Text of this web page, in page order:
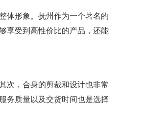
体形象。抚州作为一个著名的
享受到高性价比的产品，还能
次，合身的剪裁和设计也非常
务质量以及交货时间也是选择